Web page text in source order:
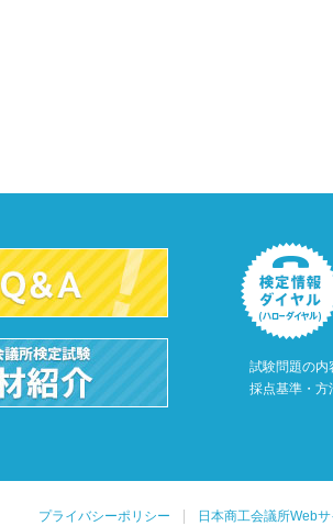
試験問題の内
採点基準・方
プライバシーポリシー 日本商工会議所Webサ